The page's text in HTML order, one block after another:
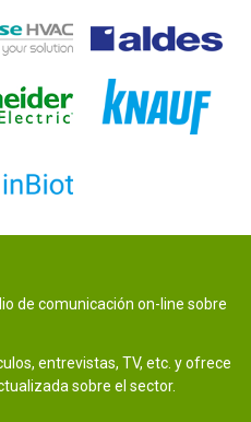
de comunicación on-line sobre
entrevistas, TV, etc. y ofrece
sobre el sector.